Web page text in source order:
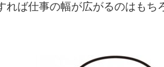
れば仕事の幅が広がるのはもち